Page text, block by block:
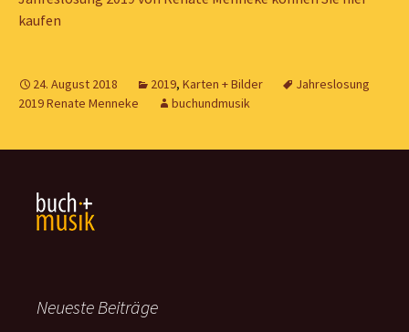
kaufen
24. August 2018 2019, Karten + Bilder
Jahreslosung
2019 Renate Menneke
buchundmusik
Neueste Beiträge